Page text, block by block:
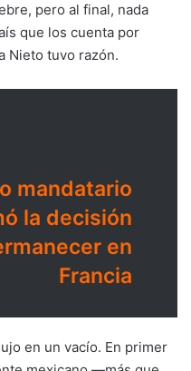
pero al final, nada
que los cuenta por
Nieto tuvo razón.
mandatario
la decisión
en
Francia
en un vacío. En primer